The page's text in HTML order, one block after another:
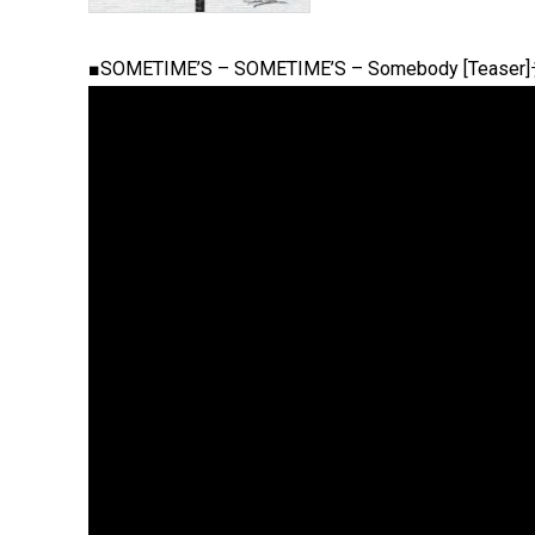
■SOMETIME’S – SOMETIME’S – Somebody